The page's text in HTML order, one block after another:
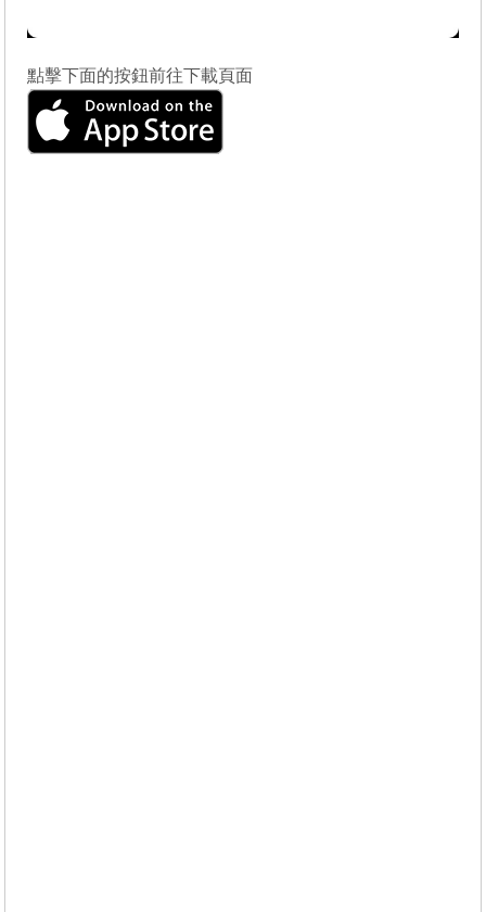
點擊下面的按鈕前往下載頁面